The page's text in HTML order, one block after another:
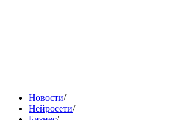
Новости/
Нейросети/